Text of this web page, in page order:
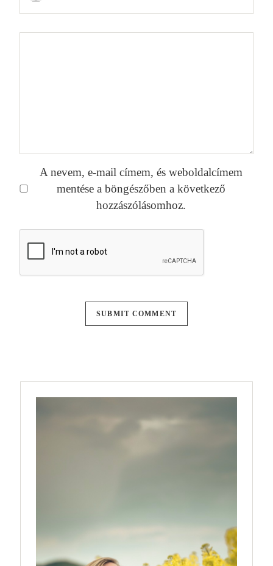
A nevem, e-mail címem, és weboldalcímem
mentése a böngészőben a következő
hozzászólásomhoz.